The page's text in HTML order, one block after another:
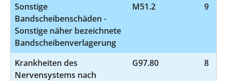
Sonstige
Bandscheibenschäden -
Sonstige näher bezeichnete
Bandscheibenverlagerung
M51.2 9
Krankheiten des
Nervensystems nach
G97.80 8